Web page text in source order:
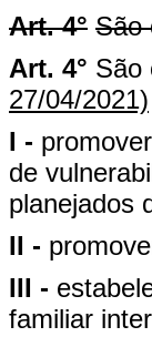
Art. 4° São
Art. 4° São
27/04/2021)
I -
de
planejados
II -
III -
familiar